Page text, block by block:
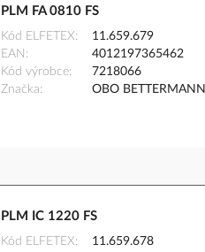
PLM FA 0810 FS
Kód ELFETEX
11.659.679
EAN
4012197365462
Kód výrobce
7218066
Značka
OBO BETTERMANN
PLM IC 1220 FS
Kód ELFETEX
11.659.678